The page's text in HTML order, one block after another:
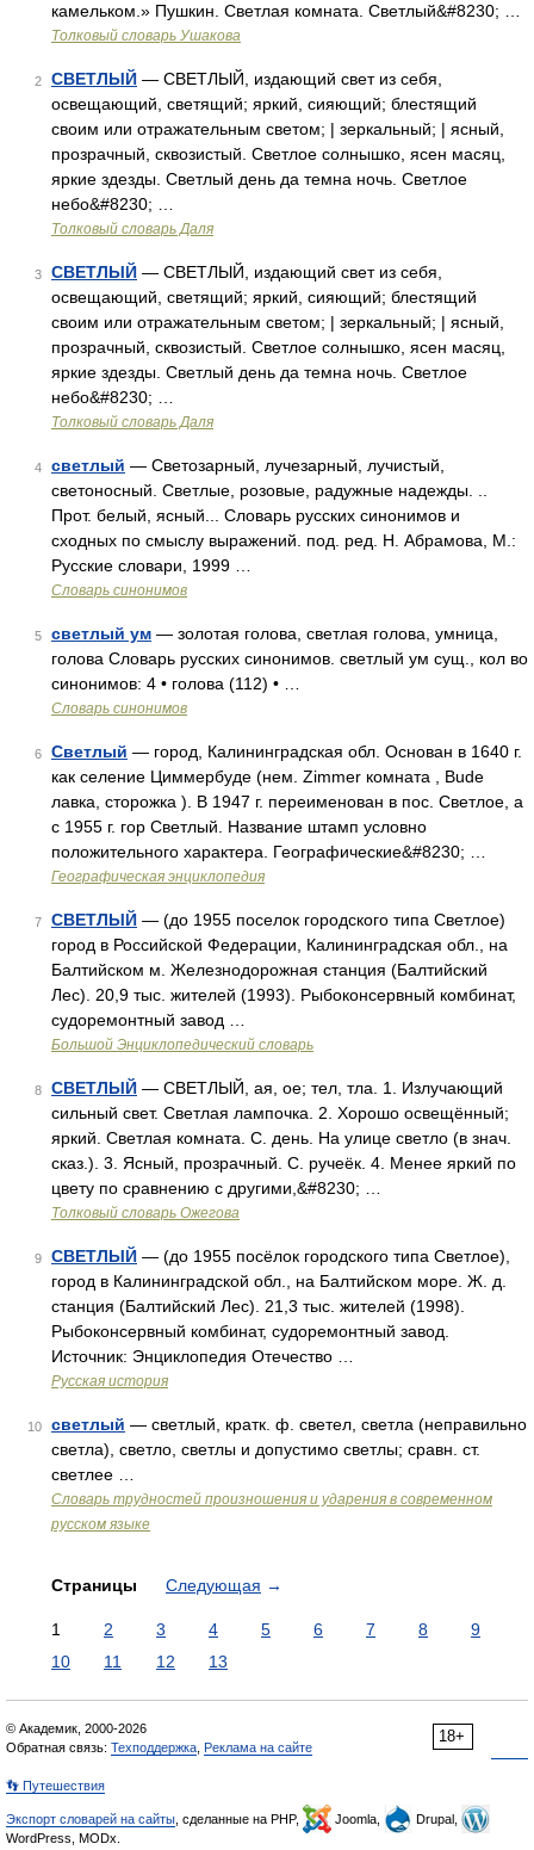
камельком.» Пушкин. Светлая комната. Светлый&#8230; …
Толковый словарь Ушакова
2 СВЕТЛЫЙ — СВЕТЛЫЙ, издающий свет из себя,
освещающий, светящий; яркий, сияющий; блестящий
своим или отражательным светом; | зеркальный; | ясный,
прозрачный, сквозистый. Светлое солнышко, ясен масяц,
яркие здезды. Светлый день да темна ночь. Светлое
небо&#8230; …
Толковый словарь Даля
3 СВЕТЛЫЙ — СВЕТЛЫЙ, издающий свет из себя,
освещающий, светящий; яркий, сияющий; блестящий
своим или отражательным светом; | зеркальный; | ясный,
прозрачный, сквозистый. Светлое солнышко, ясен масяц,
яркие здезды. Светлый день да темна ночь. Светлое
небо&#8230; …
Толковый словарь Даля
4 светлый — Светозарный, лучезарный, лучистый,
светоносный. Светлые, розовые, радужные надежды. ..
Прот. белый, ясный... Словарь русских синонимов и
сходных по смыслу выражений. под. ред. Н. Абрамова, М.:
Русские словари, 1999 …
Словарь синонимов
5 светлый ум — золотая голова, светлая голова, умница,
голова Словарь русских синонимов. светлый ум сущ., кол во
синонимов: 4 • голова (112) • …
Словарь синонимов
6 Светлый — город, Калининградская обл. Основан в 1640 г.
как селение Циммербуде (нем. Zimmer комната , Bude
лавка, сторожка ). В 1947 г. переименован в пос. Светлое, а
с 1955 г. гор Светлый. Название штамп условно
положительного характера. Географические&#8230; …
Географическая энциклопедия
7 СВЕТЛЫЙ — (до 1955 поселок городского типа Светлое)
город в Российской Федерации, Калининградская обл., на
Балтийском м. Железнодорожная станция (Балтийский
Лес). 20,9 тыс. жителей (1993). Рыбоконсервный комбинат,
судоремонтный завод …
Большой Энциклопедический словарь
8 СВЕТЛЫЙ — СВЕТЛЫЙ, ая, ое; тел, тла. 1. Излучающий
сильный свет. Светлая лампочка. 2. Хорошо освещённый;
яркий. Светлая комната. С. день. На улице светло (в знач.
сказ.). 3. Ясный, прозрачный. С. ручеёк. 4. Менее яркий по
цвету по сравнению с другими,&#8230; …
Толковый словарь Ожегова
9 СВЕТЛЫЙ — (до 1955 посёлок городского типа Светлое),
город в Калининградской обл., на Балтийском море. Ж. д.
станция (Балтийский Лес). 21,3 тыс. жителей (1998).
Рыбоконсервный комбинат, судоремонтный завод.
Источник: Энциклопедия Отечество …
Русская история
10 светлый — светлый, кратк. ф. светел, светла (неправильно
светла), светло, светлы и допустимо светлы; сравн. ст.
светлее …
Словарь трудностей произношения и ударения в современном
русском языке
Страницы Следующая →
1 2 3 4 5 6 7 8
9
10
11 12 13
18+
© Академик, 2000-2026
Обратная связь: Техподдержка Реклама на сайте
👣 Путешествия
Экспорт словарей на сайты , сделанные на PHP, Joomla,
Drupal,
WordPress, MODx.